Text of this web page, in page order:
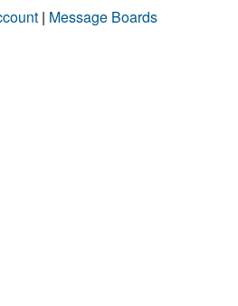
| Message Boards